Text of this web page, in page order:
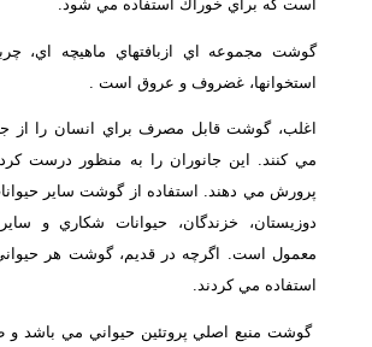
است كه براي خوراك استفاده مي شود.
گوشت مجموعه اي ازبافتهاي ماهيچه اي،
استخوانها، غضروف و عروق است .
اغلب، گوشت قابل مصرف براي انسان را از
مي كنند. اين جانوران را به منظور درست
پرورش مي دهند. استفاده از گوشت ساير
دوزيستان، خزندگان، حيوانات شكاري و
معمول است. اگرچه در قديم، گوشت هر
استفاده مي كردند.
گوشت منبع اصلي پروتئين حيواني مي باشد و